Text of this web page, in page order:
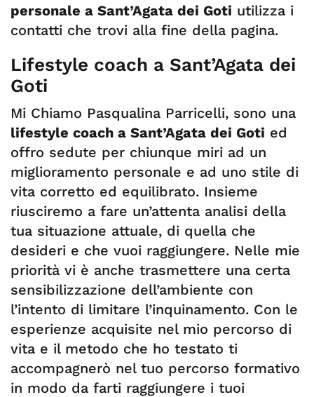
personale a Sant’Agata dei Goti utilizza i
contatti che trovi alla fine della pagina.
Lifestyle coach a Sant’Agata dei
Goti
Mi Chiamo Pasqualina Parricelli, sono una
lifestyle coach a Sant’Agata dei Goti ed
offro sedute per chiunque miri ad un
miglioramento personale e ad uno stile di
vita corretto ed equilibrato. Insieme
riusciremo a fare un’attenta analisi della
tua situazione attuale, di quella che
desideri e che vuoi raggiungere. Nelle mie
priorità vi è anche trasmettere una certa
sensibilizzazione dell’ambiente con
l’intento di limitare l’inquinamento. Con le
esperienze acquisite nel mio percorso di
vita e il metodo che ho testato ti
accompagnerò nel tuo percorso formativo
in modo da farti raggiungere i tuoi